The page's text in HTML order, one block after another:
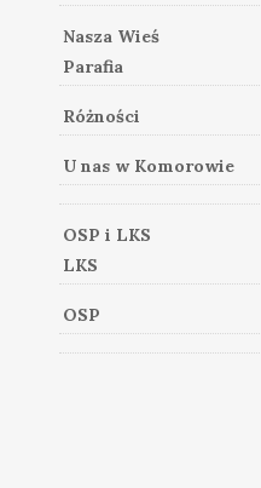
Nasza Wieś
Parafia
Różności
U nas w Komorowie
OSP i LKS
LKS
OSP